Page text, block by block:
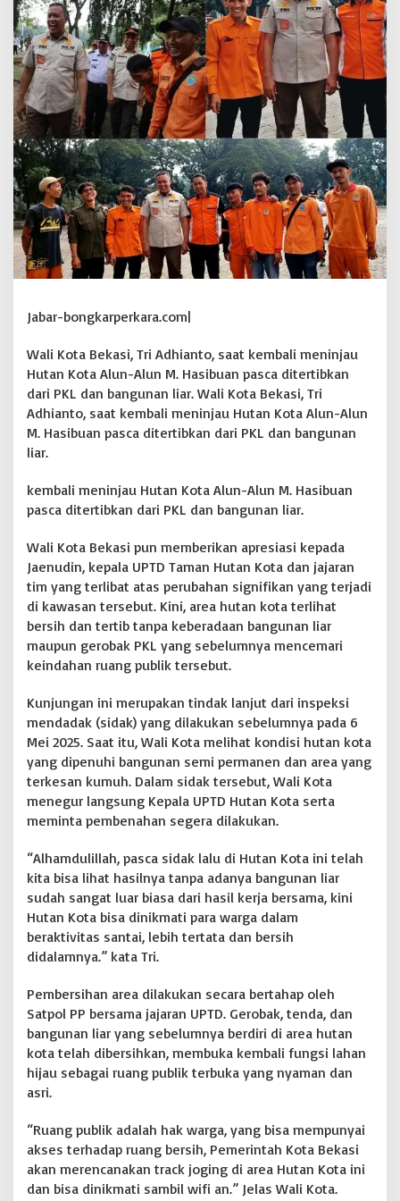
u
n
-
a
l
u
n
H
a
s
i
b
u
a
n
D
t
p
e
s
i
a
a
W
a
l
i
K
o
t
a
B
k
a
i
Jabar-bongkarperkara.com|
Wali Kota Bekasi, Tri Adhianto, saat kembali meninjau
Hutan Kota Alun-Alun M. Hasibuan pasca ditertibkan
dari PKL dan bangunan liar. Wali Kota Bekasi, Tri
Adhianto, saat kembali meninjau Hutan Kota Alun-Alun
M. Hasibuan pasca ditertibkan dari PKL dan bangunan
liar.
kembali meninjau Hutan Kota Alun-Alun M. Hasibuan
pasca ditertibkan dari PKL dan bangunan liar.
Wali Kota Bekasi pun memberikan apresiasi kepada
Jaenudin, kepala UPTD Taman Hutan Kota dan jajaran
tim yang terlibat atas perubahan signifikan yang terjadi
di kawasan tersebut. Kini, area hutan kota terlihat
bersih dan tertib tanpa keberadaan bangunan liar
maupun gerobak PKL yang sebelumnya mencemari
keindahan ruang publik tersebut.
Kunjungan ini merupakan tindak lanjut dari inspeksi
mendadak (sidak) yang dilakukan sebelumnya pada 6
Mei 2025. Saat itu, Wali Kota melihat kondisi hutan kota
yang dipenuhi bangunan semi permanen dan area yang
terkesan kumuh. Dalam sidak tersebut, Wali Kota
menegur langsung Kepala UPTD Hutan Kota serta
meminta pembenahan segera dilakukan.
“Alhamdulillah, pasca sidak lalu di Hutan Kota ini telah
kita bisa lihat hasilnya tanpa adanya bangunan liar
sudah sangat luar biasa dari hasil kerja bersama, kini
Hutan Kota bisa dinikmati para warga dalam
beraktivitas santai, lebih tertata dan bersih
didalamnya.” kata Tri.
Pembersihan area dilakukan secara bertahap oleh
Satpol PP bersama jajaran UPTD. Gerobak, tenda, dan
bangunan liar yang sebelumnya berdiri di area hutan
kota telah dibersihkan, membuka kembali fungsi lahan
hijau sebagai ruang publik terbuka yang nyaman dan
asri.
“Ruang publik adalah hak warga, yang bisa mempunyai
akses terhadap ruang bersih, Pemerintah Kota Bekasi
akan merencanakan track joging di area Hutan Kota ini
dan bisa dinikmati sambil wifi an.” Jelas Wali Kota.